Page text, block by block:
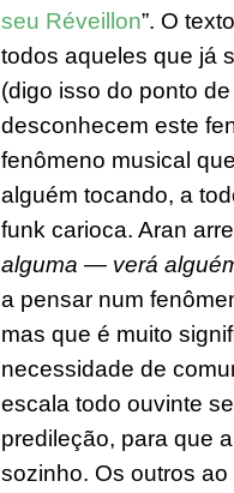
seu Réveillon”. O
todos aqueles que já
(digo isso do ponto
desconhecem este
fenômeno musical
alguém tocando, a
funk carioca. Aran
alguma — verá
a pensar num
mas que é muito
necessidade de
escala todo ouvinte
predileção, para que
sozinho. Os outros